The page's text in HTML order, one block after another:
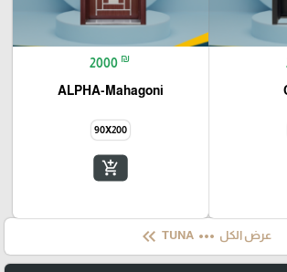
2000 ₪
ALPHA-Mahagoni
90X200
add_shopping_cart
عرض الكل more_horiz
keyboard_double_arrow_left